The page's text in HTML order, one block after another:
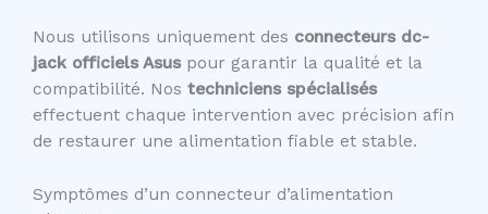
Nous utilisons uniquement des connecteurs dc-
jack officiels Asuspour garantir la qualité et la
compatibilité. Nos techniciens spécialisés
effectuent chaque intervention avec précision afin
de restaurer une alimentation fiable et stable.
Symptômes d’un connecteur d’alimentation